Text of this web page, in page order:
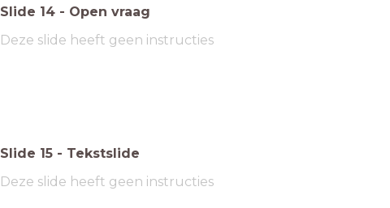
Slide 14 - Open vraag
Deze slide heeft geen instructies
Slide 15 - Tekstslide
Deze slide heeft geen instructies